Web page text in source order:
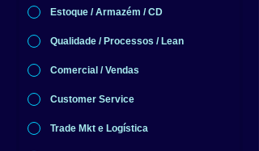
Estoque / Armazém / CD
Qualidade / Processos / Lean
Comercial / Vendas
Customer Service
Trade Mkt e Logística